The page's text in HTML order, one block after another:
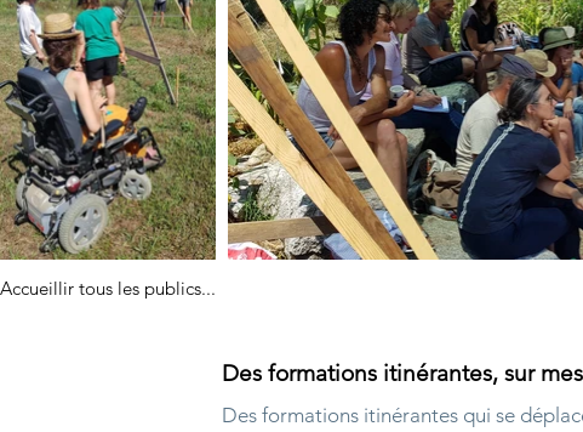
Accueillir tous les publics...
Des formations itinérantes, sur
Des formations itinérantes qui se